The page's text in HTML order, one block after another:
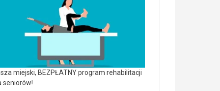
miejski, BEZPŁATNY program rehabilitacji
seniorów!